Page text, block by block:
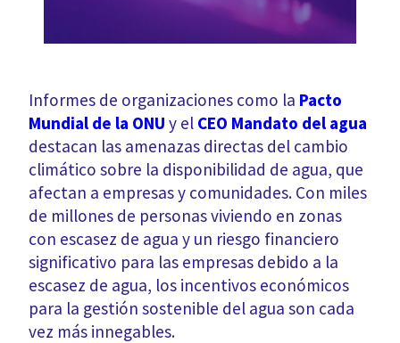
Informes de organizaciones como la Pacto
Mundial de la ONU y el CEO Mandato del agua
destacan las amenazas directas del cambio
climático sobre la disponibilidad de agua, que
afectan a empresas y comunidades. Con miles
de millones de personas viviendo en zonas
con escasez de agua y un riesgo financiero
significativo para las empresas debido a la
escasez de agua, los incentivos económicos
para la gestión sostenible del agua son cada
vez más innegables.